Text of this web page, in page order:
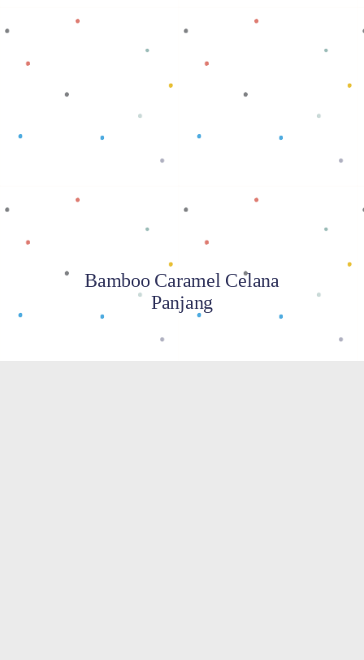
Bamboo Caramel Celana
Panjang